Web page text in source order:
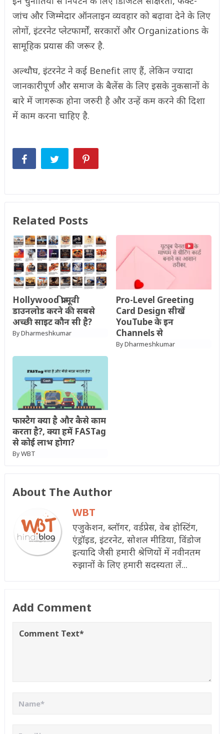
जांच और जिम्मेदार ऑनलाइन व्यवहार को बढ़ावा देने के लिए
लोगों, इंटरनेट प्लेटफार्मों, सरकारों और Organizations के
सामूहिक प्रयास की जरूर है.
अल्थौघ, इंटरनेट ने कई Benefit लाए हैं, लेकिन ज्यादा
जानकारीपूर्ण और समाज के बैलेंस के लिए इसके नुकसानों के
बारे में जागरूक होना जरुरी है और उन्हें कम करने की दिशा
में काम करना चाहिए है.
Related Posts
Hollywood फ्री मूवी
डाउनलोड करने की सबसे
अच्छी साइट कौन सी है?
ByDharmeshkumar
Pro-Level Greeting
Card Design सीखें
YouTube के इन
Channels से
ByDharmeshkumar
फास्टैग क्या है और कैसे काम
करता है?, क्या हमें FASTag
से कोई लाभ होगा?
ByWBT
About The Author
WBT
एजुकेशन, ब्लॉगर, वर्डप्रेस, वेब होस्टिंग,
एंड्रॉइड, इंटरनेट, सोशल मीडिया, विंडोज
इत्यादि जैसी हमारी श्रेणियों में नवीनतम
रुझानों के लिए हमारी सदस्यता लें...
Add Comment